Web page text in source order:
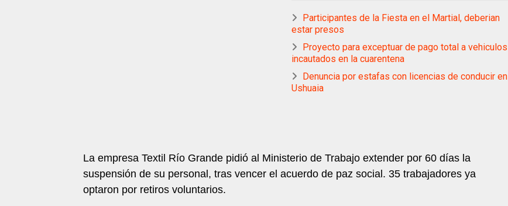
Participantes de la Fiesta en el Martial, deberian
estar presos
Proyecto para exceptuar de pago total a vehiculos
incautados en la cuarentena
Denuncia por estafas con licencias de conducir en
Ushuaia
La empresa Textil Río Grande pidió al Ministerio de Trabajo extender por 60 días la
suspensión de su personal, tras vencer el acuerdo de paz social. 35 trabajadores ya
optaron por retiros voluntarios.